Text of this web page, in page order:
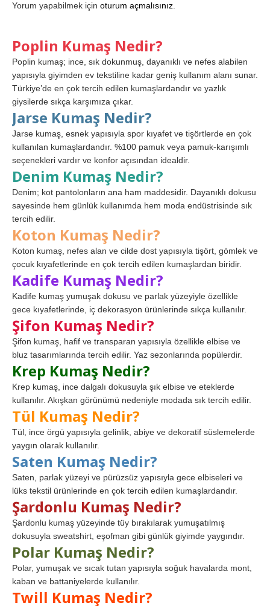
Yorum yapabilmek için oturum açmalısınız
Poplin Kumaş Nedir?
Poplin kumaş; ince, sık dokunmuş, dayanıklı ve nefes alabilen
yapısıyla giyimden ev tekstiline kadar geniş kullanım alanı sunar.
Türkiye’de en çok tercih edilen kumaşlardandır ve yazlık
giysilerde sıkça karşımıza çıkar.
Jarse Kumaş Nedir?
Jarse kumaş, esnek yapısıyla spor kıyafet ve tişörtlerde en çok
kullanılan kumaşlardandır. %100 pamuk veya pamuk-karışımlı
seçenekleri vardır ve konfor açısından idealdir.
Denim Kumaş Nedir?
Denim; kot pantolonların ana ham maddesidir. Dayanıklı dokusu
sayesinde hem günlük kullanımda hem moda endüstrisinde sık
tercih edilir.
Koton Kumaş Nedir?
Koton kumaş, nefes alan ve cilde dost yapısıyla tişört, gömlek ve
çocuk kıyafetlerinde en çok tercih edilen kumaşlardan biridir.
Kadife Kumaş Nedir?
Kadife kumaş yumuşak dokusu ve parlak yüzeyiyle özellikle
gece kıyafetlerinde, iç dekorasyon ürünlerinde sıkça kullanılır.
Şifon Kumaş Nedir?
Şifon kumaş, hafif ve transparan yapısıyla özellikle elbise ve
bluz tasarımlarında tercih edilir. Yaz sezonlarında popülerdir.
Krep Kumaş Nedir?
Krep kumaş, ince dalgalı dokusuyla şık elbise ve eteklerde
kullanılır. Akışkan görünümü nedeniyle modada sık tercih edilir.
Tül Kumaş Nedir?
Tül, ince örgü yapısıyla gelinlik, abiye ve dekoratif süslemelerde
yaygın olarak kullanılır.
Saten Kumaş Nedir?
Saten, parlak yüzeyi ve pürüzsüz yapısıyla gece elbiseleri ve
lüks tekstil ürünlerinde en çok tercih edilen kumaşlardandır.
Şardonlu Kumaş Nedir?
Şardonlu kumaş yüzeyinde tüy bırakılarak yumuşatılmış
dokusuyla sweatshirt, eşofman gibi günlük giyimde yaygındır.
Polar Kumaş Nedir?
Polar, yumuşak ve sıcak tutan yapısıyla soğuk havalarda mont,
kaban ve battaniyelerde kullanılır.
Twill Kumaş Nedir?